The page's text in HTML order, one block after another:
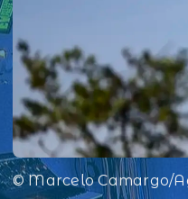
© Marcelo Camargo/